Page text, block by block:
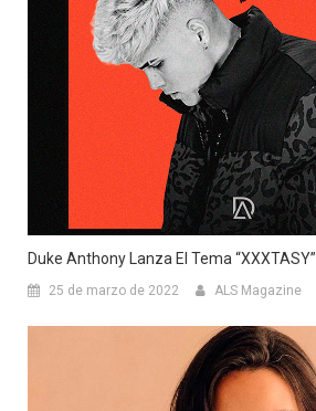
Duke Anthony Lanza El Tema “XXXTASY”
25 de marzo de 2022 ALS Magazine